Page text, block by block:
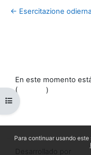
Para continuar usando
Abrir índice del curso
← Esercitazione
En este momento
(
)
Descargar la app para
Cambiar al tema